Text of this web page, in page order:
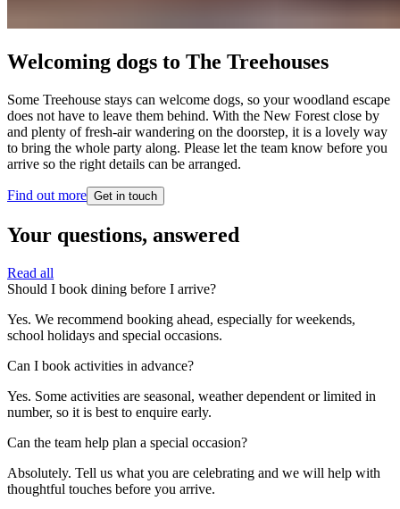
Welcoming dogs to The Treehouses​​​​‌ ‍ ​‍​‍‌‍ ‌ ​‍‌‍‍‌‌‍‌ ‌‍‍‌‌‍ ‍​‍​‍​ ‍‍​‍​‍‌ ​ ‌‍​‌‌‍ ‍‌‍‍‌‌ ‌​‌ ‍‌​‍ ‍‌‍‍‌‌‍ ​‍​‍​‍ ​​‍​‍‌‍‍​‌ ​‍‌‍‌‌‌‍‌‍​‍​‍​ ‍‍​‍​‍‌‍‍​‌ ‌​‌ ‌​‌ ​​‌ ​ ​ ‍‍​‍ ​‍ ‌‍ ​​‍ ‌‌‍​‌‌‍ ‍‌‍‌​​‍ ‌‌ ​‍​‍ ‌‌‍‍​‌‍ ‌ ‌​‌‍‌‌‌‍ ​‌ ​ ​‍ ‌‌ ​ ‌ ‌​‌ ‌‌‌‍‌​‌‍‍‌‌‍ ​‍ ‍‌ ‌‍‌‍‌‌‌ ​‍‌‍​ ‌‍‌‌‌‍ ​​‍ ‍‌‍​‌‌ ​​‌ ​​​‍ ‌‍‍‌‌‍ ‍‌ ‌​‌‍‌‌‌‍ ‍‌ ‌​​‍ ‌‍‌‌‌‍‌​‌‍‍‌‌ ‌​​‍ ‌‍ ‌‌‍ ‌‍‌​‌‍‌‌​ ‌‌ ​​‌ ​‍‌‍‌‌‌ ​ ‌‍‌‌‌‍ ‍‌ ‌​‌‍​‌‌ ‌​‌‍‍‌‌‍ ‌‍ ‍​ ‍ ‌‍‍‌‌‍‌​​ ‌​ ‌‌​ ‌ ​ ‌​​ ‍‌‌‍​ ‌‍‌‌‌‍​‍​ ‌ ​‍ ‌​ ​​​ ‍‌‌‍‌‍‌‍​ ​‍ ‌​ ‌​​ ​‍​ ‌‌​ ‌​​‍ ‌‌‍​‌​ ‌​​ ​ ​ ​‍​‍ ‌​ ‌​​ ​​​ ‌‌​ ‌‍‌‍​ ​ ‌ ​ ‌‌​ ‌ ‌‍​‌​ ‌‌‌‍​‌​ ‌ ​ ‍ ‌ ‌​‌ ‍‌‌ ​​‌‍‌‌​ ‌‌‍‍​‌‍ ‌ ‌​‌‍‌‌‌‍ ​‌‌​ ‌‍‍‌‌ ‌​‌‍‌‌‌‌​​‌‍​‌‌‍‌ ‌‍‌‌​ ‍ ‌ ​​‌‍​‌‌ ‌​‌‍‍​​ ‌‌ ​​‌‍​‌‌‍‌ ‌‍‌‌‌​​‍‌ ‌‌‌‍‍‌‌‍ ​‌‍‌​‌‍‌‌‌ ​‍​‍‌‌​ ‌‌‌​​‍‌‌ ‌‍‍ ‌‍‌‌‌ ‍‌​‍‌‌​ ​ ‌​‌​​‍‌‌​ ​ ‌​‌​​‍‌‌​ ​‍​ ​‍‌‍‌‌​ ​​​ ‌‌​ ‌​​ ​ ‌‍‌‍​ ‌‍‌‍‌‌‌‍​‌​ ‍‌​ ‍‌‌‍‌‍​‍‌‌​ ​‍​ ​‍​‍‌‌​ ‌‌‌​‌​​‍ ‍‌‍‍​‌‍‌‌‌‍​‌‌‍‌​‌‍‍‌‌‍ ‍‌‍‌ ​ ‌‍​‍‌‍​‌‌ ​ ‌‍‌‌‌‌‌‌‌ ​‍‌‍ ​​ ‌‌‍‍​‌ ‌​‌ ‌​‌ ​​‌ ​ ​‍‌‌​ ​ ‌​​‌​‍‌‌​ ​‍‌​‌‍​‍‌‌​ ​‍‌​‌‍‌‍ ​​‍ ‌‌‍​‌‌‍ ‍‌‍‌​​‍ ‌‌ ​‍​‍ ‌‌‍‍​‌‍ ‌ ‌​‌‍‌‌‌‍ ​‌ ​ ​‍ ‌‌ ​ ‌ ‌​‌ ‌‌‌‍‌​‌‍‍‌‌‍ ​‍ ‍‌ ‌‍‌‍‌‌‌ ​‍‌‍​ ‌‍‌‌‌‍ ​​‍ ‍‌‍​‌‌ ​​‌ ​​​‍‌‍‌‍‍‌‌‍‌​​ ‌​ ‌‌​ ‌ ​ ‌​​ ‍‌‌‍​ ‌‍‌‌‌‍​‍​ ‌ ​‍ ‌​ ​​​ ‍‌‌‍‌‍‌‍​ ​‍ ‌​ ‌​​ ​‍​ ‌‌​ ‌​​‍ ‌‌‍​‌​ ‌​​ ​ ​ ​‍​‍ ‌​ ‌​​ ​​​ ‌‌​ ‌‍‌‍​ ​ ‌ ​ ‌‌​ ‌ ‌‍​‌​ ‌‌‌‍​‌​ ‌ ​‍‌‍‌ ‌​‌ ‍‌‌ ​​‌‍‌‌​ ‌‌‍‍​‌‍ ‌ ‌​‌‍‌‌‌‍ ​‌‌​ ‌‍‍‌‌ ‌​‌‍‌‌‌‌​​‌‍​‌‌‍‌ ‌‍‌‌​‍‌‍‌ ​​‌‍​‌‌ ‌​‌‍‍​​ ‌‌ ​​‌‍​‌‌‍‌ ‌‍‌‌‌​​‍‌ ‌‌‌‍‍‌‌‍ ​‌‍‌​‌‍‌‌‌ ​‍​‍‌‌​ ‌‌‌​​‍‌‌ ‌‍‍ ‌‍‌‌‌ ‍‌​‍‌‌​ ​ ‌​‌​​‍‌‌​ ​ ‌​‌​​‍‌‌​ ​‍​ ​‍‌‍‌‌​ ​​​ ‌‌​ ‌​​ ​ ‌‍‌‍​ ‌‍‌‍‌‌‌‍​‌​ ‍‌​ ‍‌‌‍‌‍​‍‌‌​ ​‍​ ​‍​‍‌‌​ ‌‌‌​‌​​‍ ‍‌‍‍​‌‍‌‌‌‍​‌‌‍‌​‌‍‍‌‌‍ ‍‌‍‌ ​‍‌‍‌ ​​‌‍‌‌‌ ​‍‌ ​ ‌ ​​‌‍‌‌‌‍​ ‌ ‌​‌‍‍‌‌ ‌‍‌‍‌‌​ ‌‌ ​​‌ ‌‌‌‍​‍‌‍ ​‌‍‍‌‌ ​ ‌‍‍​‌‍‌‌‌‍‌​​‍​‍‌ ‌
Some Treehouse stays can welcome dogs, so your woodland escape
does not have to leave them behind. With the New Forest close by
and plenty of fresh-air wandering on the doorstep, it is a lovely way
to bring the whole party along. Please let the team know before you
arrive so the right details can be arranged.​​​​‌ ‍ ​‍​‍‌‍ ‌ ​‍‌‍‍‌‌‍‌ ‌‍‍‌‌‍ ‍​‍​‍​ ‍‍​‍​‍‌ ​ ‌‍​‌‌‍ ‍‌‍‍‌‌ ‌​‌ ‍‌​‍ ‍‌‍‍‌‌‍ ​‍​‍​‍ ​​‍​‍‌‍‍​‌ ​‍‌‍‌‌‌‍‌‍​‍​‍​ ‍‍​‍​‍‌‍‍​‌ ‌​‌ ‌​‌ ​​‌ ​ ​ ‍‍​‍ ​‍ ‌‍ ​​‍ ‌‌‍​‌‌‍ ‍‌‍‌​​‍ ‌‌ ​‍​‍ ‌‌‍‍​‌‍ ‌ ‌​‌‍‌‌‌‍ ​‌ ​ ​‍ ‌‌ ​ ‌ ‌​‌ ‌‌‌‍‌​‌‍‍‌‌‍ ​‍ ‍‌ ‌‍‌‍‌‌‌ ​‍‌‍​ ‌‍‌‌‌‍ ​​‍ ‍‌‍​‌‌ ​​‌ ​​​‍ ‌‍‍‌‌‍ ‍‌ ‌​‌‍‌‌‌‍ ‍‌ ‌​​‍ ‌‍‌‌‌‍‌​‌‍‍‌‌ ‌​​‍ ‌‍ ‌‌‍ ‌‍‌​‌‍‌‌​ ‌‌ ​​‌ ​‍‌‍‌‌‌ ​ ‌‍‌‌‌‍ ‍‌ ‌​‌‍​‌‌ ‌​‌‍‍‌‌‍ ‌‍ ‍​ ‍ ‌‍‍‌‌‍‌​​ ‌​ ‌‌​ ‌ ​ ‌​​ ‍‌‌‍​ ‌‍‌‌‌‍​‍​ ‌ ​‍ ‌​ ​​​ ‍‌‌‍‌‍‌‍​ ​‍ ‌​ ‌​​ ​‍​ ‌‌​ ‌​​‍ ‌‌‍​‌​ ‌​​ ​ ​ ​‍​‍ ‌​ ‌​​ ​​​ ‌‌​ ‌‍‌‍​ ​ ‌ ​ ‌‌​ ‌ ‌‍​‌​ ‌‌‌‍​‌​ ‌ ​ ‍ ‌ ‌​‌ ‍‌‌ ​​‌‍‌‌​ ‌‌‍‍​‌‍ ‌ ‌​‌‍‌‌‌‍ ​‌‌​ ‌‍‍‌‌ ‌​‌‍‌‌‌‌​​‌‍​‌‌‍‌ ‌‍‌‌​ ‍ ‌ ​​‌‍​‌‌ ‌​‌‍‍​​ ‌‌ ​​‌‍​‌‌‍‌ ‌‍‌‌‌​​‍‌ ‌‌‌‍‍‌‌‍ ​‌‍‌​‌‍‌‌‌ ​‍​‍‌‌​ ‌‌‌​​‍‌‌ ‌‍‍ ‌‍‌‌‌ ‍‌​‍‌‌​ ​ ‌​‌​​‍‌‌​ ​ ‌​‌​​‍‌‌​ ​‍​ ​‍‌‍‌‌​ ​​​ ‌‌​ ‌​​ ​ ‌‍‌‍​ ‌‍‌‍‌‌‌‍​‌​ ‍‌​ ‍‌‌‍‌‍​‍‌‌​ ​‍​ ​‍​‍‌‌​ ‌‌‌​‌​​‍ ‍‌‍​‍‌‍ ‌‍‌​‌ ‍‌​ ‌‍​‍‌‍​‌‌ ​ ‌‍‌‌‌‌‌‌‌ ​‍‌‍ ​​ ‌‌‍‍​‌ ‌​‌ ‌​‌ ​​‌ ​ ​‍‌‌​ ​ ‌​​‌​‍‌‌​ ​‍‌​‌‍​‍‌‌​ ​‍‌​‌‍‌‍ ​​‍ ‌‌‍​‌‌‍ ‍‌‍‌​​‍ ‌‌ ​‍​‍ ‌‌‍‍​‌‍ ‌ ‌​‌‍‌‌‌‍ ​‌ ​ ​‍ ‌‌ ​ ‌ ‌​‌ ‌‌‌‍‌​‌‍‍‌‌‍ ​‍ ‍‌ ‌‍‌‍‌‌‌ ​‍‌‍​ ‌‍‌‌‌‍ ​​‍ ‍‌‍​‌‌ ​​‌ ​​​‍‌‍‌‍‍‌‌‍‌​​ ‌​ ‌‌​ ‌ ​ ‌​​ ‍‌‌‍​ ‌‍‌‌‌‍​‍​ ‌ ​‍ ‌​ ​​​ ‍‌‌‍‌‍‌‍​ ​‍ ‌​ ‌​​ ​‍​ ‌‌​ ‌​​‍ ‌‌‍​‌​ ‌​​ ​ ​ ​‍​‍ ‌​ ‌​​ ​​​ ‌‌​ ‌‍‌‍​ ​ ‌ ​ ‌‌​ ‌ ‌‍​‌​ ‌‌‌‍​‌​ ‌ ​‍‌‍‌ ‌​‌ ‍‌‌ ​​‌‍‌‌​ ‌‌‍‍​‌‍ ‌ ‌​‌‍‌‌‌‍ ​‌‌​ ‌‍‍‌‌ ‌​‌‍‌‌‌‌​​‌‍​‌‌‍‌ ‌‍‌‌​‍‌‍‌ ​​‌‍​‌‌ ‌​‌‍‍​​ ‌‌ ​​‌‍​‌‌‍‌ ‌‍‌‌‌​​‍‌ ‌‌‌‍‍‌‌‍ ​‌‍‌​‌‍‌‌‌ ​‍​‍‌‌​ ‌‌‌​​‍‌‌ ‌‍‍ ‌‍‌‌‌ ‍‌​‍‌‌​ ​ ‌​‌​​‍‌‌​ ​ ‌​‌​​‍‌‌​ ​‍​ ​‍‌‍‌‌​ ​​​ ‌‌​ ‌​​ ​ ‌‍‌‍​ ‌‍‌‍‌‌‌‍​‌​ ‍‌​ ‍‌‌‍‌‍​‍‌‌​ ​‍​ ​‍​‍‌‌​ ‌‌‌​‌​​‍ ‍‌‍​‍‌‍ ‌‍‌​‌ ‍‌​‍‌‍‌ ​​‌‍‌‌‌ ​‍‌ ​ ‌ ​​‌‍‌‌‌‍​ ‌ ‌​‌‍‍‌‌ ‌‍‌‍‌‌​ ‌‌ ​​‌ ‌‌‌‍​‍‌‍ ​‌‍‍‌‌ ​ ‌‍‍​‌‍‌‌‌‍‌​​‍​‍‌ ‌
Find out more​​​​‌ ‍ ​‍​‍‌‍ ‌ ​‍‌‍‍‌‌‍‌ ‌‍‍‌‌‍ ‍​‍​‍​ ‍‍​‍​‍‌ ​ ‌‍​‌‌‍ ‍‌‍‍‌‌ ‌​‌ ‍‌​‍ ‍‌‍‍‌‌‍ ​‍​‍​‍ ​​‍​‍‌‍‍​‌ ​‍‌‍‌‌‌‍‌‍​‍​‍​ ‍‍​‍​‍‌‍‍​‌ ‌​‌ ‌​‌ ​​‌ ​ ​ ‍‍​‍ ​‍ ‌‍ ​​‍ ‌‌‍​‌‌‍ ‍‌‍‌​​‍ ‌‌ ​‍​‍ ‌‌‍‍​‌‍ ‌ ‌​‌‍‌‌‌‍ ​‌ ​ ​‍ ‌‌ ​ ‌ ‌​‌ ‌‌‌‍‌​‌‍‍‌‌‍ ​‍ ‍‌ ‌‍‌‍‌‌‌ ​‍‌‍​ ‌‍‌‌‌‍ ​​‍ ‍‌‍​‌‌ ​​‌ ​​​‍ ‌‍‍‌‌‍ ‍‌ ‌​‌‍‌‌‌‍ ‍‌ ‌​​‍ ‌‍‌‌‌‍‌​‌‍‍‌‌ ‌​​‍ ‌‍ ‌‌‍ ‌‍‌​‌‍‌‌​ ‌‌ ​​‌ ​‍‌‍‌‌‌ ​ ‌‍‌‌‌‍ ‍‌ ‌​‌‍​‌‌ ‌​‌‍‍‌‌‍ ‌‍ ‍​ ‍ ‌‍‍‌‌‍‌​​ ‌​ ‌‌​ ‌ ​ ‌​​ ‍‌‌‍​ ‌‍‌‌‌‍​‍​ ‌ ​‍ ‌​ ​​​ ‍‌‌‍‌‍‌‍​ ​‍ ‌​ ‌​​ ​‍​ ‌‌​ ‌​​‍ ‌‌‍​‌​ ‌​​ ​ ​ ​‍​‍ ‌​ ‌​​ ​​​ ‌‌​ ‌‍‌‍​ ​ ‌ ​ ‌‌​ ‌ ‌‍​‌​ ‌‌‌‍​‌​ ‌ ​ ‍ ‌ ‌​‌ ‍‌‌ ​​‌‍‌‌​ ‌‌‍‍​‌‍ ‌ ‌​‌‍‌‌‌‍ ​‌‌​ ‌‍‍‌‌ ‌​‌‍‌‌‌‌​​‌‍​‌‌‍‌ ‌‍‌‌​ ‍ ‌ ​​‌‍​‌‌ ‌​‌‍‍​​ ‌‌ ​​‌‍​‌‌‍‌ ‌‍‌‌‌​​‍‌ ‌‌‌‍‍‌‌‍ ​‌‍‌​‌‍‌‌‌ ​‍​‍‌‌​ ‌‌‌​​‍‌‌ ‌‍‍ ‌‍‌‌‌ ‍‌​‍‌‌​ ​ ‌​‌​​‍‌‌​ ​ ‌​‌​​‍‌‌​ ​‍​ ​‍‌‍‌‌​ ​​​ ‌‌​ ‌​​ ​ ‌‍‌‍​ ‌‍‌‍‌‌‌‍​‌​ ‍‌​ ‍‌‌‍‌‍​‍‌‌​ ​‍​ ​‍​‍‌‌​ ‌‌‌​‌​​‍ ‍‌ ​​‌ ​‍‌‍‍‌‌‍ ‌‌‍​‌‌ ​‍‌ ‍‌‌​​ ‌ ‌​‌‍​‌​‍ ‍‌‍ ​‌‍​‌‌‍​‍‌‍‌‌‌‍ ​​ ‌‍​‍‌‍​‌‌ ​ ‌‍‌‌‌‌‌‌‌ ​‍‌‍ ​​ ‌‌‍‍​‌ ‌​‌ ‌​‌ ​​‌ ​ ​‍‌‌​ ​ ‌​​‌​‍‌‌​ ​‍‌​‌‍​‍‌‌​ ​‍‌​‌‍‌‍ ​​‍ ‌‌‍​‌‌‍ ‍‌‍‌​​‍ ‌‌ ​‍​‍ ‌‌‍‍​‌‍ ‌ ‌​‌‍‌‌‌‍ ​‌ ​ ​‍ ‌‌ ​ ‌ ‌​‌ ‌‌‌‍‌​‌‍‍‌‌‍ ​‍ ‍‌ ‌‍‌‍‌‌‌ ​‍‌‍​ ‌‍‌‌‌‍ ​​‍ ‍‌‍​‌‌ ​​‌ ​​​‍‌‍‌‍‍‌‌‍‌​​ ‌​ ‌‌​ ‌ ​ ‌​​ ‍‌‌‍​ ‌‍‌‌‌‍​‍​ ‌ ​‍ ‌​ ​​​ ‍‌‌‍‌‍‌‍​ ​‍ ‌​ ‌​​ ​‍​ ‌‌​ ‌​​‍ ‌‌‍​‌​ ‌​​ ​ ​ ​‍​‍ ‌​ ‌​​ ​​​ ‌‌​ ‌‍‌‍​ ​ ‌ ​ ‌‌​ ‌ ‌‍​‌​ ‌‌‌‍​‌​ ‌ ​‍‌‍‌ ‌​‌ ‍‌‌ ​​‌‍‌‌​ ‌‌‍‍​‌‍ ‌ ‌​‌‍‌‌‌‍ ​‌‌​ ‌‍‍‌‌ ‌​‌‍‌‌‌‌​​‌‍​‌‌‍‌ ‌‍‌‌​‍‌‍‌ ​​‌‍​‌‌ ‌​‌‍‍​​ ‌‌ ​​‌‍​‌‌‍‌ ‌‍‌‌‌​​‍‌ ‌‌‌‍‍‌‌‍ ​‌‍‌​‌‍‌‌‌ ​‍​‍‌‌​ ‌‌‌​​‍‌‌ ‌‍‍ ‌‍‌‌‌ ‍‌​‍‌‌​ ​ ‌​‌​​‍‌‌​ ​ ‌​‌​​‍‌‌​ ​‍​ ​‍‌‍‌‌​ ​​​ ‌‌​ ‌​​ ​ ‌‍‌‍​ ‌‍‌‍‌‌‌‍​‌​ ‍‌​ ‍‌‌‍‌‍​‍‌‌​ ​‍​ ​‍​‍‌‌​ ‌‌‌​‌​​‍ ‍‌ ​​‌ ​‍‌‍‍‌‌‍ ‌‌‍​‌‌ ​‍‌ ‍‌‌​​ ‌ ‌​‌‍​‌​‍ ‍‌‍ ​‌‍​‌‌‍​‍‌‍‌‌‌‍ ​​‍‌‍‌ ​​‌‍‌‌‌ ​‍‌ ​ ‌ ​​‌‍‌‌‌‍​ ‌ ‌​‌‍‍‌‌ ‌‍‌‍‌‌​ ‌‌ ​​‌ ‌‌‌‍​‍‌‍ ​‌‍‍‌‌ ​ ‌‍‍​‌‍‌‌‌‍‌​​‍​‍‌ ‌ Get in touch​​​​‌ ‍ ​‍​‍‌‍ ‌ ​‍‌‍‍‌‌‍‌ ‌‍‍‌‌‍ ‍​‍​‍​ ‍‍​‍​‍‌ ​ ‌‍​‌‌‍ ‍‌‍‍‌‌ ‌​‌ ‍‌​‍ ‍‌‍‍‌‌‍ ​‍​‍​‍ ​​‍​‍‌‍‍​‌ ​‍‌‍‌‌‌‍‌‍​‍​‍​ ‍‍​‍​‍‌‍‍​‌ ‌​‌ ‌​‌ ​​‌ ​ ​ ‍‍​‍ ​‍ ‌‍ ​​‍ ‌‌‍​‌‌‍ ‍‌‍‌​​‍ ‌‌ ​‍​‍ ‌‌‍‍​‌‍ ‌ ‌​‌‍‌‌‌‍ ​‌ ​ ​‍ ‌‌ ​ ‌ ‌​‌ ‌‌‌‍‌​‌‍‍‌‌‍ ​‍ ‍‌ ‌‍‌‍‌‌‌ ​‍‌‍​ ‌‍‌‌‌‍ ​​‍ ‍‌‍​‌‌ ​​‌ ​​​‍ ‌‍‍‌‌‍ ‍‌ ‌​‌‍‌‌‌‍ ‍‌ ‌​​‍ ‌‍‌‌‌‍‌​‌‍‍‌‌ ‌​​‍ ‌‍ ‌‌‍ ‌‍‌​‌‍‌‌​ ‌‌ ​​‌ ​‍‌‍‌‌‌ ​ ‌‍‌‌‌‍ ‍‌ ‌​‌‍​‌‌ ‌​‌‍‍‌‌‍ ‌‍ ‍​ ‍ ‌‍‍‌‌‍‌​​ ‌​ ‌‌​ ‌ ​ ‌​​ ‍‌‌‍​ ‌‍‌‌‌‍​‍​ ‌ ​‍ ‌​ ​​​ ‍‌‌‍‌‍‌‍​ ​‍ ‌​ ‌​​ ​‍​ ‌‌​ ‌​​‍ ‌‌‍​‌​ ‌​​ ​ ​ ​‍​‍ ‌​ ‌​​ ​​​ ‌‌​ ‌‍‌‍​ ​ ‌ ​ ‌‌​ ‌ ‌‍​‌​ ‌‌‌‍​‌​ ‌ ​ ‍ ‌ ‌​‌ ‍‌‌ ​​‌‍‌‌​ ‌‌‍‍​‌‍ ‌ ‌​‌‍‌‌‌‍ ​‌‌​ ‌‍‍‌‌ ‌​‌‍‌‌‌‌​​‌‍​‌‌‍‌ ‌‍‌‌​ ‍ ‌ ​​‌‍​‌‌ ‌​‌‍‍​​ ‌‌ ​​‌‍​‌‌‍‌ ‌‍‌‌‌​​‍‌ ‌‌‌‍‍‌‌‍ ​‌‍‌​‌‍‌‌‌ ​‍​‍‌‌​ ‌‌‌​​‍‌‌ ‌‍‍ ‌‍‌‌‌ ‍‌​‍‌‌​ ​ ‌​‌​​‍‌‌​ ​ ‌​‌​​‍‌‌​ ​‍​ ​‍‌‍‌‌​ ​​​ ‌‌​ ‌​​ ​ ‌‍‌‍​ ‌‍‌‍‌‌‌‍​‌​ ‍‌​ ‍‌‌‍‌‍​‍‌‌​ ​‍​ ​‍​‍‌‌​ ‌‌‌​‌​​‍ ‍‌ ​ ‌‍‌‌‌‍​ ‌‍ ‌‍ ‍‌‍‌​‌‍​‌‌ ​‍‌ ‍‌‌​​ ‌ ‌​‌‍​‌​‍ ‍‌‍ ​‌‍​‌‌‍​‍‌‍‌‌‌‍ ​​ ‌‍​‍‌‍​‌‌ ​ ‌‍‌‌‌‌‌‌‌ ​‍‌‍ ​​ ‌‌‍‍​‌ ‌​‌ ‌​‌ ​​‌ ​ ​‍‌‌​ ​ ‌​​‌​‍‌‌​ ​‍‌​‌‍​‍‌‌​ ​‍‌​‌‍‌‍ ​​‍ ‌‌‍​‌‌‍ ‍‌‍‌​​‍ ‌‌ ​‍​‍ ‌‌‍‍​‌‍ ‌ ‌​‌‍‌‌‌‍ ​‌ ​ ​‍ ‌‌ ​ ‌ ‌​‌ ‌‌‌‍‌​‌‍‍‌‌‍ ​‍ ‍‌ ‌‍‌‍‌‌‌ ​‍‌‍​ ‌‍‌‌‌‍ ​​‍ ‍‌‍​‌‌ ​​‌ ​​​‍‌‍‌‍‍‌‌‍‌​​ ‌​ ‌‌​ ‌ ​ ‌​​ ‍‌‌‍​ ‌‍‌‌‌‍​‍​ ‌ ​‍ ‌​ ​​​ ‍‌‌‍‌‍‌‍​ ​‍ ‌​ ‌​​ ​‍​ ‌‌​ ‌​​‍ ‌‌‍​‌​ ‌​​ ​ ​ ​‍​‍ ‌​ ‌​​ ​​​ ‌‌​ ‌‍‌‍​ ​ ‌ ​ ‌‌​ ‌ ‌‍​‌​ ‌‌‌‍​‌​ ‌ ​‍‌‍‌ ‌​‌ ‍‌‌ ​​‌‍‌‌​ ‌‌‍‍​‌‍ ‌ ‌​‌‍‌‌‌‍ ​‌‌​ ‌‍‍‌‌ ‌​‌‍‌‌‌‌​​‌‍​‌‌‍‌ ‌‍‌‌​‍‌‍‌ ​​‌‍​‌‌ ‌​‌‍‍​​ ‌‌ ​​‌‍​‌‌‍‌ ‌‍‌‌‌​​‍‌ ‌‌‌‍‍‌‌‍ ​‌‍‌​‌‍‌‌‌ ​‍​‍‌‌​ ‌‌‌​​‍‌‌ ‌‍‍ ‌‍‌‌‌ ‍‌​‍‌‌​ ​ ‌​‌​​‍‌‌​ ​ ‌​‌​​‍‌‌​ ​‍​ ​‍‌‍‌‌​ ​​​ ‌‌​ ‌​​ ​ ‌‍‌‍​ ‌‍‌‍‌‌‌‍​‌​ ‍‌​ ‍‌‌‍‌‍​‍‌‌​ ​‍​ ​‍​‍‌‌​ ‌‌‌​‌​​‍ ‍‌ ​ ‌‍‌‌‌‍​ ‌‍ ‌‍ ‍‌‍‌​‌‍​‌‌ ​‍‌ ‍‌‌​​ ‌ ‌​‌‍​‌​‍ ‍‌‍ ​‌‍​‌‌‍​‍‌‍‌‌‌‍ ​​‍‌‍‌ ​​‌‍‌‌‌ ​‍‌ ​ ‌ ​​‌‍‌‌‌‍​ ‌ ‌​‌‍‍‌‌ ‌‍‌‍‌‌​ ‌‌ ​​‌ ‌‌‌‍​‍‌‍ ​‌‍‍‌‌ ​ ‌‍‍​‌‍‌‌‌‍‌​​‍​‍‌ ‌
Your questions, answered​​​​‌ ‍ ​‍​‍‌‍ ‌ ​‍‌‍‍‌‌‍‌ ‌‍‍‌‌‍ ‍​‍​‍​ ‍‍​‍​‍‌ ​ ‌‍​‌‌‍ ‍‌‍‍‌‌ ‌​‌ ‍‌​‍ ‍‌‍‍‌‌‍ ​‍​‍​‍ ​​‍​‍‌‍‍​‌ ​‍‌‍‌‌‌‍‌‍​‍​‍​ ‍‍​‍​‍‌‍‍​‌ ‌​‌ ‌​‌ ​​‌ ​ ​ ‍‍​‍ ​‍ ‌‍ ​​‍ ‌‌‍​‌‌‍ ‍‌‍‌​​‍ ‌‌ ​‍​‍ ‌‌‍‍​‌‍ ‌ ‌​‌‍‌‌‌‍ ​‌ ​ ​‍ ‌‌ ​ ‌ ‌​‌ ‌‌‌‍‌​‌‍‍‌‌‍ ​‍ ‍‌ ‌‍‌‍‌‌‌ ​‍‌‍​ ‌‍‌‌‌‍ ​​‍ ‍‌‍​‌‌ ​​‌ ​​​‍ ‌‍‍‌‌‍ ‍‌ ‌​‌‍‌‌‌‍ ‍‌ ‌​​‍ ‌‍‌‌‌‍‌​‌‍‍‌‌ ‌​​‍ ‌‍ ‌‌‍ ‌‍‌​‌‍‌‌​ ‌‌ ​​‌ ​‍‌‍‌‌‌ ​ ‌‍‌‌‌‍ ‍‌ ‌​‌‍​‌‌ ‌​‌‍‍‌‌‍ ‌‍ ‍​ ‍ ‌‍‍‌‌‍‌​​ ‌​ ‌‌​ ‌ ​ ‌​​ ‍‌‌‍​ ‌‍‌‌‌‍​‍​ ‌ ​‍ ‌​ ​​​ ‍‌‌‍‌‍‌‍​ ​‍ ‌​ ‌​​ ​‍​ ‌‌​ ‌​​‍ ‌‌‍​‌​ ‌​​ ​ ​ ​‍​‍ ‌​ ‌​​ ​​​ ‌‌​ ‌‍‌‍​ ​ ‌ ​ ‌‌​ ‌ ‌‍​‌​ ‌‌‌‍​‌​ ‌ ​ ‍ ‌ ‌​‌ ‍‌‌ ​​‌‍‌‌​ ‌‌‍‍​‌‍ ‌ ‌​‌‍‌‌‌‍ ​‌‌​ ‌‍‍‌‌ ‌​‌‍‌‌‌‌​​‌‍​‌‌‍‌ ‌‍‌‌​ ‍ ‌ ​​‌‍​‌‌ ‌​‌‍‍​​ ‌‌ ​​‌‍​‌‌‍‌ ‌‍‌‌‌​​‍‌ ‌‌‌‍‍‌‌‍ ​‌‍‌​‌‍‌‌‌ ​‍​‍‌‌​ ‌‌‌​​‍‌‌ ‌‍‍ ‌‍‌‌‌ ‍‌​‍‌‌​ ​ ‌​‌​​‍‌‌​ ​ ‌​‌​​‍‌‌​ ​‍​ ​‍​ ​ ​ ‌ ‌‍​ ‌‍​‍​ ​​‌‍‌​‌‍‌​‌‍​‌​ ​​‌‍​‍​ ‌‍​ ​ ​‍‌‌​ ​‍​ ​‍​‍‌‌​ ‌‌‌​‌​​‍ ‍‌‍‍​‌‍‌‌‌‍​‌‌‍‌​‌‍‍‌‌‍ ‍‌‍‌ ​ ‌‍​‍‌‍​‌‌ ​ ‌‍‌‌‌‌‌‌‌ ​‍‌‍ ​​ ‌‌‍‍​‌ ‌​‌ ‌​‌ ​​‌ ​ ​‍‌‌​ ​ ‌​​‌​‍‌‌​ ​‍‌​‌‍​‍‌‌​ ​‍‌​‌‍‌‍ ​​‍ ‌‌‍​‌‌‍ ‍‌‍‌​​‍ ‌‌ ​‍​‍ ‌‌‍‍​‌‍ ‌ ‌​‌‍‌‌‌‍ ​‌ ​ ​‍ ‌‌ ​ ‌ ‌​‌ ‌‌‌‍‌​‌‍‍‌‌‍ ​‍ ‍‌ ‌‍‌‍‌‌‌ ​‍‌‍​ ‌‍‌‌‌‍ ​​‍ ‍‌‍​‌‌ ​​‌ ​​​‍‌‍‌‍‍‌‌‍‌​​ ‌​ ‌‌​ ‌ ​ ‌​​ ‍‌‌‍​ ‌‍‌‌‌‍​‍​ ‌ ​‍ ‌​ ​​​ ‍‌‌‍‌‍‌‍​ ​‍ ‌​ ‌​​ ​‍​ ‌‌​ ‌​​‍ ‌‌‍​‌​ ‌​​ ​ ​ ​‍​‍ ‌​ ‌​​ ​​​ ‌‌​ ‌‍‌‍​ ​ ‌ ​ ‌‌​ ‌ ‌‍​‌​ ‌‌‌‍​‌​ ‌ ​‍‌‍‌ ‌​‌ ‍‌‌ ​​‌‍‌‌​ ‌‌‍‍​‌‍ ‌ ‌​‌‍‌‌‌‍ ​‌‌​ ‌‍‍‌‌ ‌​‌‍‌‌‌‌​​‌‍​‌‌‍‌ ‌‍‌‌​‍‌‍‌ ​​‌‍​‌‌ ‌​‌‍‍​​ ‌‌ ​​‌‍​‌‌‍‌ ‌‍‌‌‌​​‍‌ ‌‌‌‍‍‌‌‍ ​‌‍‌​‌‍‌‌‌ ​‍​‍‌‌​ ‌‌‌​​‍‌‌ ‌‍‍ ‌‍‌‌‌ ‍‌​‍‌‌​ ​ ‌​‌​​‍‌‌​ ​ ‌​‌​​‍‌‌​ ​‍​ ​‍​ ​ ​ ‌ ‌‍​ ‌‍​‍​ ​​‌‍‌​‌‍‌​‌‍​‌​ ​​‌‍​‍​ ‌‍​ ​ ​‍‌‌​ ​‍​ ​‍​‍‌‌​ ‌‌‌​‌​​‍ ‍‌‍‍​‌‍‌‌‌‍​‌‌‍‌​‌‍‍‌‌‍ ‍‌‍‌ ​‍‌‍‌ ​​‌‍‌‌‌ ​‍‌ ​ ‌ ​​‌‍‌‌‌‍​ ‌ ‌​‌‍‍‌‌ ‌‍‌‍‌‌​ ‌‌ ​​‌ ‌‌‌‍​‍‌‍ ​‌‍‍‌‌ ​ ‌‍‍​‌‍‌‌‌‍‌​​‍​‍‌ ‌
Read all​​​​‌ ‍ ​‍​‍‌‍ ‌ ​‍‌‍‍‌‌‍‌ ‌‍‍‌‌‍ ‍​‍​‍​ ‍‍​‍​‍‌ ​ ‌‍​‌‌‍ ‍‌‍‍‌‌ ‌​‌ ‍‌​‍ ‍‌‍‍‌‌‍ ​‍​‍​‍ ​​‍​‍‌‍‍​‌ ​‍‌‍‌‌‌‍‌‍​‍​‍​ ‍‍​‍​‍‌‍‍​‌ ‌​‌ ‌​‌ ​​‌ ​ ​ ‍‍​‍ ​‍ ‌‍ ​​‍ ‌‌‍​‌‌‍ ‍‌‍‌​​‍ ‌‌ ​‍​‍ ‌‌‍‍​‌‍ ‌ ‌​‌‍‌‌‌‍ ​‌ ​ ​‍ ‌‌ ​ ‌ ‌​‌ ‌‌‌‍‌​‌‍‍‌‌‍ ​‍ ‍‌ ‌‍‌‍‌‌‌ ​‍‌‍​ ‌‍‌‌‌‍ ​​‍ ‍‌‍​‌‌ ​​‌ ​​​‍ ‌‍‍‌‌‍ ‍‌ ‌​‌‍‌‌‌‍ ‍‌ ‌​​‍ ‌‍‌‌‌‍‌​‌‍‍‌‌ ‌​​‍ ‌‍ ‌‌‍ ‌‍‌​‌‍‌‌​ ‌‌ ​​‌ ​‍‌‍‌‌‌ ​ ‌‍‌‌‌‍ ‍‌ ‌​‌‍​‌‌ ‌​‌‍‍‌‌‍ ‌‍ ‍​ ‍ ‌‍‍‌‌‍‌​​ ‌​ ‌‌​ ‌ ​ ‌​​ ‍‌‌‍​ ‌‍‌‌‌‍​‍​ ‌ ​‍ ‌​ ​​​ ‍‌‌‍‌‍‌‍​ ​‍ ‌​ ‌​​ ​‍​ ‌‌​ ‌​​‍ ‌‌‍​‌​ ‌​​ ​ ​ ​‍​‍ ‌​ ‌​​ ​​​ ‌‌​ ‌‍‌‍​ ​ ‌ ​ ‌‌​ ‌ ‌‍​‌​ ‌‌‌‍​‌​ ‌ ​ ‍ ‌ ‌​‌ ‍‌‌ ​​‌‍‌‌​ ‌‌‍‍​‌‍ ‌ ‌​‌‍‌‌‌‍ ​‌‌​ ‌‍‍‌‌ ‌​‌‍‌‌‌‌​​‌‍​‌‌‍‌ ‌‍‌‌​ ‍ ‌ ​​‌‍​‌‌ ‌​‌‍‍​​ ‌‌ ​​‌‍​‌‌‍‌ ‌‍‌‌‌​​‍‌ ‌‌‌‍‍‌‌‍ ​‌‍‌​‌‍‌‌‌ ​‍​‍‌‌​ ‌‌‌​​‍‌‌ ‌‍‍ ‌‍‌‌‌ ‍‌​‍‌‌​ ​ ‌​‌​​‍‌‌​ ​ ‌​‌​​‍‌‌​ ​‍​ ​‍​ ​ ​ ‌ ‌‍​ ‌‍​‍​ ​​‌‍‌​‌‍‌​‌‍​‌​ ​​‌‍​‍​ ‌‍​ ​ ​‍‌‌​ ​‍​ ​‍​‍‌‌​ ‌‌‌​‌​​‍ ‍‌ ​ ‌‍‌‌‌‍​ ‌‍ ‌‍ ‍‌‍‌​‌‍​‌‌ ​‍‌ ‍‌‌​​ ‌ ‌​‌‍​‌​‍ ‍‌‍ ​‌‍​‌‌‍​‍‌‍‌‌‌‍ ​​ ‌‍​‍‌‍​‌‌ ​ ‌‍‌‌‌‌‌‌‌ ​‍‌‍ ​​ ‌‌‍‍​‌ ‌​‌ ‌​‌ ​​‌ ​ ​‍‌‌​ ​ ‌​​‌​‍‌‌​ ​‍‌​‌‍​‍‌‌​ ​‍‌​‌‍‌‍ ​​‍ ‌‌‍​‌‌‍ ‍‌‍‌​​‍ ‌‌ ​‍​‍ ‌‌‍‍​‌‍ ‌ ‌​‌‍‌‌‌‍ ​‌ ​ ​‍ ‌‌ ​ ‌ ‌​‌ ‌‌‌‍‌​‌‍‍‌‌‍ ​‍ ‍‌ ‌‍‌‍‌‌‌ ​‍‌‍​ ‌‍‌‌‌‍ ​​‍ ‍‌‍​‌‌ ​​‌ ​​​‍‌‍‌‍‍‌‌‍‌​​ ‌​ ‌‌​ ‌ ​ ‌​​ ‍‌‌‍​ ‌‍‌‌‌‍​‍​ ‌ ​‍ ‌​ ​​​ ‍‌‌‍‌‍‌‍​ ​‍ ‌​ ‌​​ ​‍​ ‌‌​ ‌​​‍ ‌‌‍​‌​ ‌​​ ​ ​ ​‍​‍ ‌​ ‌​​ ​​​ ‌‌​ ‌‍‌‍​ ​ ‌ ​ ‌‌​ ‌ ‌‍​‌​ ‌‌‌‍​‌​ ‌ ​‍‌‍‌ ‌​‌ ‍‌‌ ​​‌‍‌‌​ ‌‌‍‍​‌‍ ‌ ‌​‌‍‌‌‌‍ ​‌‌​ ‌‍‍‌‌ ‌​‌‍‌‌‌‌​​‌‍​‌‌‍‌ ‌‍‌‌​‍‌‍‌ ​​‌‍​‌‌ ‌​‌‍‍​​ ‌‌ ​​‌‍​‌‌‍‌ ‌‍‌‌‌​​‍‌ ‌‌‌‍‍‌‌‍ ​‌‍‌​‌‍‌‌‌ ​‍​‍‌‌​ ‌‌‌​​‍‌‌ ‌‍‍ ‌‍‌‌‌ ‍‌​‍‌‌​ ​ ‌​‌​​‍‌‌​ ​ ‌​‌​​‍‌‌​ ​‍​ ​‍​ ​ ​ ‌ ‌‍​ ‌‍​‍​ ​​‌‍‌​‌‍‌​‌‍​‌​ ​​‌‍​‍​ ‌‍​ ​ ​‍‌‌​ ​‍​ ​‍​‍‌‌​ ‌‌‌​‌​​‍ ‍‌ ​ ‌‍‌‌‌‍​ ‌‍ ‌‍ ‍‌‍‌​‌‍​‌‌ ​‍‌ ‍‌‌​​ ‌ ‌​‌‍​‌​‍ ‍‌‍ ​‌‍​‌‌‍​‍‌‍‌‌‌‍ ​​‍‌‍‌ ​​‌‍‌‌‌ ​‍‌ ​ ‌ ​​‌‍‌‌‌‍​ ‌ ‌​‌‍‍‌‌ ‌‍‌‍‌‌​ ‌‌ ​​‌ ‌‌‌‍​‍‌‍ ​‌‍‍‌‌ ​ ‌‍‍​‌‍‌‌‌‍‌​​‍​‍‌ ‌
Should I book dining before I arrive? ​​​​‌ ‍ ​‍​‍‌‍ ‌ ​‍‌‍‍‌‌‍‌ ‌‍‍‌‌‍ ‍​‍​‍​ ‍‍​‍​‍‌ ​ ‌‍​‌‌‍ ‍‌‍‍‌‌ ‌​‌ ‍‌​‍ ‍‌‍‍‌‌‍ ​‍​‍​‍ ​​‍​‍‌‍‍​‌ ​‍‌‍‌‌‌‍‌‍​‍​‍​ ‍‍​‍​‍‌‍‍​‌ ‌​‌ ‌​‌ ​​‌ ​ ​ ‍‍​‍ ​‍ ‌‍ ​​‍ ‌‌‍​‌‌‍ ‍‌‍‌​​‍ ‌‌ ​‍​‍ ‌‌‍‍​‌‍ ‌ ‌​‌‍‌‌‌‍ ​‌ ​ ​‍ ‌‌ ​ ‌ ‌​‌ ‌‌‌‍‌​‌‍‍‌‌‍ ​‍ ‍‌ ‌‍‌‍‌‌‌ ​‍‌‍​ ‌‍‌‌‌‍ ​​‍ ‍‌‍​‌‌ ​​‌ ​​​‍ ‌‍‍‌‌‍ ‍‌ ‌​‌‍‌‌‌‍ ‍‌ ‌​​‍ ‌‍‌‌‌‍‌​‌‍‍‌‌ ‌​​‍ ‌‍ ‌‌‍ ‌‍‌​‌‍‌‌​ ‌‌ ​​‌ ​‍‌‍‌‌‌ ​ ‌‍‌‌‌‍ ‍‌ ‌​‌‍​‌‌ ‌​‌‍‍‌‌‍ ‌‍ ‍​ ‍ ‌‍‍‌‌‍‌​​ ‌​ ‌​​ ​​​ ‍‌​ ‌​​ ​‍‌‍​‌‌‍‌‍‌‍‌​​‍ ‌​ ‍‌​ ‌‍​ ‌ ‌‍​ ​‍ ‌​ ‌​​ ‌​‌‍​‍‌‍‌‍​‍ ‌​ ‍​​ ‌​‌‍‌​​ ​​​‍ ‌‌‍‌​‌‍​ ​ ‍​​ ‍‌‌‍​‌​ ‌‍​ ‌​‌‍‌‍‌‍‌‌‌‍‌​​ ​‌​ ‌‌​ ‍ ‌ ‌​‌ ‍‌‌ ​​‌‍‌‌​ ‌‌‍‍​‌‍ ‌ ‌​‌‍‌‌‌‍ ​‌​‌‍‌‍​‌‌ ​‌​ ‍ ‌ ​​‌‍​‌‌ ‌​‌‍‍​​ ‌‌ ​‌‌ ‌‌‌‍‌‌‌ ​ ‌ ‌​‌‍‍‌‌‍ ‌‍ ‍​ ‌‍​‍‌‍​‌‌ ​ ‌‍‌‌‌‌‌‌‌ ​‍‌‍ ​​ ‌‌‍‍​‌ ‌​‌ ‌​‌ ​​‌ ​ ​‍‌‌​ ​ ‌​​‌​‍‌‌​ ​‍‌​‌‍​‍‌‌​ ​‍‌​‌‍‌‍ ​​‍ ‌‌‍​‌‌‍ ‍‌‍‌​​‍ ‌‌ ​‍​‍ ‌‌‍‍​‌‍ ‌ ‌​‌‍‌‌‌‍ ​‌ ​ ​‍ ‌‌ ​ ‌ ‌​‌ ‌‌‌‍‌​‌‍‍‌‌‍ ​‍ ‍‌ ‌‍‌‍‌‌‌ ​‍‌‍​ ‌‍‌‌‌‍ ​​‍ ‍‌‍​‌‌ ​​‌ ​​​‍‌‍‌‍‍‌‌‍‌​​ ‌​ ‌​​ ​​​ ‍‌​ ‌​​ ​‍‌‍​‌‌‍‌‍‌‍‌​​‍ ‌​ ‍‌​ ‌‍​ ‌ ‌‍​ ​‍ ‌​ ‌​​ ‌​‌‍​‍‌‍‌‍​‍ ‌​ ‍​​ ‌​‌‍‌​​ ​​​‍ ‌‌‍‌​‌‍​ ​ ‍​​ ‍‌‌‍​‌​ ‌‍​ ‌​‌‍‌‍‌‍‌‌‌‍‌​​ ​‌​ ‌‌​‍‌‍‌ ‌​‌ ‍‌‌ ​​‌‍‌‌​ ‌‌‍‍​‌‍ ‌ ‌​‌‍‌‌‌‍ ​‌​‌‍‌‍​‌‌ ​‌​‍‌‍‌ ​​‌‍​‌‌ ‌​‌‍‍​​ ‌‌ ​‌‌ ‌‌‌‍‌‌‌ ​ ‌ ‌​‌‍‍‌‌‍ ‌‍ ‍​‍‌‍‌ ​​‌‍‌‌‌ ​‍‌ ​ ‌ ​​‌‍‌‌‌‍​ ‌ ‌​‌‍‍‌‌ ‌‍‌‍‌‌​ ‌‌ ​​‌ ‌‌‌‍​‍‌‍ ​‌‍‍‌‌ ​ ‌‍‍​‌‍‌‌‌‍‌​​‍​‍‌ ‌
Yes. We recommend booking ahead, especially for weekends,
school holidays and special occasions.​​​​‌ ‍ ​‍​‍‌‍ ‌ ​‍‌‍‍‌‌‍‌ ‌‍‍‌‌‍ ‍​‍​‍​ ‍‍​‍​‍‌ ​ ‌‍​‌‌‍ ‍‌‍‍‌‌ ‌​‌ ‍‌​‍ ‍‌‍‍‌‌‍ ​‍​‍​‍ ​​‍​‍‌‍‍​‌ ​‍‌‍‌‌‌‍‌‍​‍​‍​ ‍‍​‍​‍‌‍‍​‌ ‌​‌ ‌​‌ ​​‌ ​ ​ ‍‍​‍ ​‍ ‌‍ ​​‍ ‌‌‍​‌‌‍ ‍‌‍‌​​‍ ‌‌ ​‍​‍ ‌‌‍‍​‌‍ ‌ ‌​‌‍‌‌‌‍ ​‌ ​ ​‍ ‌‌ ​ ‌ ‌​‌ ‌‌‌‍‌​‌‍‍‌‌‍ ​‍ ‍‌ ‌‍‌‍‌‌‌ ​‍‌‍​ ‌‍‌‌‌‍ ​​‍ ‍‌‍​‌‌ ​​‌ ​​​‍ ‌‍‍‌‌‍ ‍‌ ‌​‌‍‌‌‌‍ ‍‌ ‌​​‍ ‌‍‌‌‌‍‌​‌‍‍‌‌ ‌​​‍ ‌‍ ‌‌‍ ‌‍‌​‌‍‌‌​ ‌‌ ​​‌ ​‍‌‍‌‌‌ ​ ‌‍‌‌‌‍ ‍‌ ‌​‌‍​‌‌ ‌​‌‍‍‌‌‍ ‌‍ ‍​ ‍ ‌‍‍‌‌‍‌​​ ‌​ ‌​​ ​​​ ‍‌​ ‌​​ ​‍‌‍​‌‌‍‌‍‌‍‌​​‍ ‌​ ‍‌​ ‌‍​ ‌ ‌‍​ ​‍ ‌​ ‌​​ ‌​‌‍​‍‌‍‌‍​‍ ‌​ ‍​​ ‌​‌‍‌​​ ​​​‍ ‌‌‍‌​‌‍​ ​ ‍​​ ‍‌‌‍​‌​ ‌‍​ ‌​‌‍‌‍‌‍‌‌‌‍‌​​ ​‌​ ‌‌​ ‍ ‌ ‌​‌ ‍‌‌ ​​‌‍‌‌​ ‌‌‍‍​‌‍ ‌ ‌​‌‍‌‌‌‍ ​‌​‌‍‌‍​‌‌ ​‌​ ‍ ‌ ​​‌‍​‌‌ ‌​‌‍‍​​ ‌‌‍​‌‌‍ ‍‌ ​ ‌ ‌ ‌‍‌‌‌ ​‍​‍‌‌​ ‌‌‌​​‍‌‌ ‌‍‍ ‌‍‌‌‌ ‍‌​‍‌‌​ ​ ‌​‌​​‍‌‌​ ​ ‌​‌​​‍‌‌​ ​‍​ ​‍‌‍‌‍​ ‌‌​ ​​​ ‌‌​ ​​​ ‌‍‌‍​‌​ ‌​​ ​‌​ ​‍​ ‌​​ ‌​​‍‌‌​ ​‍​ ​‍​‍‌‌​ ‌‌‌​‌​​‍ ‍‌‍​ ‌‍‍​‌‍‍‌‌‍ ​‌‍‌​‌ ​‍‌‍‌‌‌‍ ‍​‍‌‌​ ‌‌‌​​‍‌‌ ‌‍‍ ‌‍‌‌‌ ‍‌​‍‌‌​ ​ ‌​‌​​‍‌‌​ ​ ‌​‌​​‍‌‌​ ​‍​ ​‍‌‍‌‌​ ​ ‌‍‌‌​ ​‍​ ‌​‌‍​ ​ ‌​​ ‍‌​ ​​‌‍‌‌​ ​‌​ ​ ​‍‌‌​ ​‍​ ​‍​‍‌‌​ ‌‌‌​‌​​‍ ‍‌ ‌​‌‍‌‌‌ ‍​‌ ‌​​ ‌‍​‍‌‍​‌‌ ​ ‌‍‌‌‌‌‌‌‌ ​‍‌‍ ​​ ‌‌‍‍​‌ ‌​‌ ‌​‌ ​​‌ ​ ​‍‌‌​ ​ ‌​​‌​‍‌‌​ ​‍‌​‌‍​‍‌‌​ ​‍‌​‌‍‌‍ ​​‍ ‌‌‍​‌‌‍ ‍‌‍‌​​‍ ‌‌ ​‍​‍ ‌‌‍‍​‌‍ ‌ ‌​‌‍‌‌‌‍ ​‌ ​ ​‍ ‌‌ ​ ‌ ‌​‌ ‌‌‌‍‌​‌‍‍‌‌‍ ​‍ ‍‌ ‌‍‌‍‌‌‌ ​‍‌‍​ ‌‍‌‌‌‍ ​​‍ ‍‌‍​‌‌ ​​‌ ​​​‍‌‍‌‍‍‌‌‍‌​​ ‌​ ‌​​ ​​​ ‍‌​ ‌​​ ​‍‌‍​‌‌‍‌‍‌‍‌​​‍ ‌​ ‍‌​ ‌‍​ ‌ ‌‍​ ​‍ ‌​ ‌​​ ‌​‌‍​‍‌‍‌‍​‍ ‌​ ‍​​ ‌​‌‍‌​​ ​​​‍ ‌‌‍‌​‌‍​ ​ ‍​​ ‍‌‌‍​‌​ ‌‍​ ‌​‌‍‌‍‌‍‌‌‌‍‌​​ ​‌​ ‌‌​‍‌‍‌ ‌​‌ ‍‌‌ ​​‌‍‌‌​ ‌‌‍‍​‌‍ ‌ ‌​‌‍‌‌‌‍ ​‌​‌‍‌‍​‌‌ ​‌​‍‌‍‌ ​​‌‍​‌‌ ‌​‌‍‍​​ ‌‌‍​‌‌‍ ‍‌ ​ ‌ ‌ ‌‍‌‌‌ ​‍​‍‌‌​ ‌‌‌​​‍‌‌ ‌‍‍ ‌‍‌‌‌ ‍‌​‍‌‌​ ​ ‌​‌​​‍‌‌​ ​ ‌​‌​​‍‌‌​ ​‍​ ​‍‌‍‌‍​ ‌‌​ ​​​ ‌‌​ ​​​ ‌‍‌‍​‌​ ‌​​ ​‌​ ​‍​ ‌​​ ‌​​‍‌‌​ ​‍​ ​‍​‍‌‌​ ‌‌‌​‌​​‍ ‍‌‍​ ‌‍‍​‌‍‍‌‌‍ ​‌‍‌​‌ ​‍‌‍‌‌‌‍ ‍​‍‌‌​ ‌‌‌​​‍‌‌ ‌‍‍ ‌‍‌‌‌ ‍‌​‍‌‌​ ​ ‌​‌​​‍‌‌​ ​ ‌​‌​​‍‌‌​ ​‍​ ​‍‌‍‌‌​ ​ ‌‍‌‌​ ​‍​ ‌​‌‍​ ​ ‌​​ ‍‌​ ​​‌‍‌‌​ ​‌​ ​ ​‍‌‌​ ​‍​ ​‍​‍‌‌​ ‌‌‌​‌​​‍ ‍‌ ‌​‌‍‌‌‌ ‍​‌ ‌​​‍‌‍‌ ​​‌‍‌‌‌ ​‍‌ ​ ‌ ​​‌‍‌‌‌‍​ ‌ ‌​‌‍‍‌‌ ‌‍‌‍‌‌​ ‌‌ ​​‌ ‌‌‌‍​‍‌‍ ​‌‍‍‌‌ ​ ‌‍‍​‌‍‌‌‌‍‌​​‍​‍‌ ‌
Can I book activities in advance? ​​​​‌ ‍ ​‍​‍‌‍ ‌ ​‍‌‍‍‌‌‍‌ ‌‍‍‌‌‍ ‍​‍​‍​ ‍‍​‍​‍‌ ​ ‌‍​‌‌‍ ‍‌‍‍‌‌ ‌​‌ ‍‌​‍ ‍‌‍‍‌‌‍ ​‍​‍​‍ ​​‍​‍‌‍‍​‌ ​‍‌‍‌‌‌‍‌‍​‍​‍​ ‍‍​‍​‍‌‍‍​‌ ‌​‌ ‌​‌ ​​‌ ​ ​ ‍‍​‍ ​‍ ‌‍ ​​‍ ‌‌‍​‌‌‍ ‍‌‍‌​​‍ ‌‌ ​‍​‍ ‌‌‍‍​‌‍ ‌ ‌​‌‍‌‌‌‍ ​‌ ​ ​‍ ‌‌ ​ ‌ ‌​‌ ‌‌‌‍‌​‌‍‍‌‌‍ ​‍ ‍‌ ‌‍‌‍‌‌‌ ​‍‌‍​ ‌‍‌‌‌‍ ​​‍ ‍‌‍​‌‌ ​​‌ ​​​‍ ‌‍‍‌‌‍ ‍‌ ‌​‌‍‌‌‌‍ ‍‌ ‌​​‍ ‌‍‌‌‌‍‌​‌‍‍‌‌ ‌​​‍ ‌‍ ‌‌‍ ‌‍‌​‌‍‌‌​ ‌‌ ​​‌ ​‍‌‍‌‌‌ ​ ‌‍‌‌‌‍ ‍‌ ‌​‌‍​‌‌ ‌​‌‍‍‌‌‍ ‌‍ ‍​ ‍ ‌‍‍‌‌‍‌​​ ‌‌‍‌​‌‍‌​​ ‌​‌‍‌‌​ ​‍‌‍​‌​ ​ ​ ‍‌​‍ ‌‌‍‌‍‌‍‌‌​ ‌‌‌‍‌​​‍ ‌​ ‌​​ ​‍​ ‍‌​ ‌‍​‍ ‌‌‍​‌‌‍‌‍​ ​​‌‍‌‌​‍ ‌​ ​‍‌‍​‍​ ‌‌​ ‌​​ ‌​‌‍​‌​ ​​​ ​​​ ‌‍​ ‌ ​ ​ ​ ‌​​ ‍ ‌ ‌​‌ ‍‌‌ ​​‌‍‌‌​ ‌‌‍‍​‌‍ ‌ ‌​‌‍‌‌‌‍ ​‌​‌‍‌‍​‌‌ ​‌​ ‍ ‌ ​​‌‍​‌‌ ‌​‌‍‍​​ ‌‌ ​‌‌ ‌‌‌‍‌‌‌ ​ ‌ ‌​‌‍‍‌‌‍ ‌‍ ‍​ ‌‍​‍‌‍​‌‌ ​ ‌‍‌‌‌‌‌‌‌ ​‍‌‍ ​​ ‌‌‍‍​‌ ‌​‌ ‌​‌ ​​‌ ​ ​‍‌‌​ ​ ‌​​‌​‍‌‌​ ​‍‌​‌‍​‍‌‌​ ​‍‌​‌‍‌‍ ​​‍ ‌‌‍​‌‌‍ ‍‌‍‌​​‍ ‌‌ ​‍​‍ ‌‌‍‍​‌‍ ‌ ‌​‌‍‌‌‌‍ ​‌ ​ ​‍ ‌‌ ​ ‌ ‌​‌ ‌‌‌‍‌​‌‍‍‌‌‍ ​‍ ‍‌ ‌‍‌‍‌‌‌ ​‍‌‍​ ‌‍‌‌‌‍ ​​‍ ‍‌‍​‌‌ ​​‌ ​​​‍‌‍‌‍‍‌‌‍‌​​ ‌‌‍‌​‌‍‌​​ ‌​‌‍‌‌​ ​‍‌‍​‌​ ​ ​ ‍‌​‍ ‌‌‍‌‍‌‍‌‌​ ‌‌‌‍‌​​‍ ‌​ ‌​​ ​‍​ ‍‌​ ‌‍​‍ ‌‌‍​‌‌‍‌‍​ ​​‌‍‌‌​‍ ‌​ ​‍‌‍​‍​ ‌‌​ ‌​​ ‌​‌‍​‌​ ​​​ ​​​ ‌‍​ ‌ ​ ​ ​ ‌​​‍‌‍‌ ‌​‌ ‍‌‌ ​​‌‍‌‌​ ‌‌‍‍​‌‍ ‌ ‌​‌‍‌‌‌‍ ​‌​‌‍‌‍​‌‌ ​‌​‍‌‍‌ ​​‌‍​‌‌ ‌​‌‍‍​​ ‌‌ ​‌‌ ‌‌‌‍‌‌‌ ​ ‌ ‌​‌‍‍‌‌‍ ‌‍ ‍​‍‌‍‌ ​​‌‍‌‌‌ ​‍‌ ​ ‌ ​​‌‍‌‌‌‍​ ‌ ‌​‌‍‍‌‌ ‌‍‌‍‌‌​ ‌‌ ​​‌ ‌‌‌‍​‍‌‍ ​‌‍‍‌‌ ​ ‌‍‍​‌‍‌‌‌‍‌​​‍​‍‌ ‌
Yes. Some activities are seasonal, weather dependent or limited in
number, so it is best to enquire early.​​​​‌ ‍ ​‍​‍‌‍ ‌ ​‍‌‍‍‌‌‍‌ ‌‍‍‌‌‍ ‍​‍​‍​ ‍‍​‍​‍‌ ​ ‌‍​‌‌‍ ‍‌‍‍‌‌ ‌​‌ ‍‌​‍ ‍‌‍‍‌‌‍ ​‍​‍​‍ ​​‍​‍‌‍‍​‌ ​‍‌‍‌‌‌‍‌‍​‍​‍​ ‍‍​‍​‍‌‍‍​‌ ‌​‌ ‌​‌ ​​‌ ​ ​ ‍‍​‍ ​‍ ‌‍ ​​‍ ‌‌‍​‌‌‍ ‍‌‍‌​​‍ ‌‌ ​‍​‍ ‌‌‍‍​‌‍ ‌ ‌​‌‍‌‌‌‍ ​‌ ​ ​‍ ‌‌ ​ ‌ ‌​‌ ‌‌‌‍‌​‌‍‍‌‌‍ ​‍ ‍‌ ‌‍‌‍‌‌‌ ​‍‌‍​ ‌‍‌‌‌‍ ​​‍ ‍‌‍​‌‌ ​​‌ ​​​‍ ‌‍‍‌‌‍ ‍‌ ‌​‌‍‌‌‌‍ ‍‌ ‌​​‍ ‌‍‌‌‌‍‌​‌‍‍‌‌ ‌​​‍ ‌‍ ‌‌‍ ‌‍‌​‌‍‌‌​ ‌‌ ​​‌ ​‍‌‍‌‌‌ ​ ‌‍‌‌‌‍ ‍‌ ‌​‌‍​‌‌ ‌​‌‍‍‌‌‍ ‌‍ ‍​ ‍ ‌‍‍‌‌‍‌​​ ‌‌‍‌​‌‍‌​​ ‌​‌‍‌‌​ ​‍‌‍​‌​ ​ ​ ‍‌​‍ ‌‌‍‌‍‌‍‌‌​ ‌‌‌‍‌​​‍ ‌​ ‌​​ ​‍​ ‍‌​ ‌‍​‍ ‌‌‍​‌‌‍‌‍​ ​​‌‍‌‌​‍ ‌​ ​‍‌‍​‍​ ‌‌​ ‌​​ ‌​‌‍​‌​ ​​​ ​​​ ‌‍​ ‌ ​ ​ ​ ‌​​ ‍ ‌ ‌​‌ ‍‌‌ ​​‌‍‌‌​ ‌‌‍‍​‌‍ ‌ ‌​‌‍‌‌‌‍ ​‌​‌‍‌‍​‌‌ ​‌​ ‍ ‌ ​​‌‍​‌‌ ‌​‌‍‍​​ ‌‌‍​‌‌‍ ‍‌ ​ ‌ ‌ ‌‍‌‌‌ ​‍​‍‌‌​ ‌‌‌​​‍‌‌ ‌‍‍ ‌‍‌‌‌ ‍‌​‍‌‌​ ​ ‌​‌​​‍‌‌​ ​ ‌​‌​​‍‌‌​ ​‍​ ​‍‌‍‌‌​ ​‌​ ‌ ‌‍​‌‌‍‌‍‌‍‌‍​ ​ ​ ‌‌‌‍​‍‌‍​‍​ ‍​​ ​‍​‍‌‌​ ​‍​ ​‍​‍‌‌​ ‌‌‌​‌​​‍ ‍‌‍​ ‌‍‍​‌‍‍‌‌‍ ​‌‍‌​‌ ​‍‌‍‌‌‌‍ ‍​‍‌‌​ ‌‌‌​​‍‌‌ ‌‍‍ ‌‍‌‌‌ ‍‌​‍‌‌​ ​ ‌​‌​​‍‌‌​ ​ ‌​‌​​‍‌‌​ ​‍​ ​‍​ ‌‌​ ‌‌‌‍‌​​ ‌‌‌‍​‍​ ​ ​ ​‌‌‍‌‍‌‍‌‌​ ​ ‌‍‌​​ ‌​​‍‌‌​ ​‍​ ​‍​‍‌‌​ ‌‌‌​‌​​‍ ‍‌ ‌​‌‍‌‌‌ ‍​‌ ‌​​ ‌‍​‍‌‍​‌‌ ​ ‌‍‌‌‌‌‌‌‌ ​‍‌‍ ​​ ‌‌‍‍​‌ ‌​‌ ‌​‌ ​​‌ ​ ​‍‌‌​ ​ ‌​​‌​‍‌‌​ ​‍‌​‌‍​‍‌‌​ ​‍‌​‌‍‌‍ ​​‍ ‌‌‍​‌‌‍ ‍‌‍‌​​‍ ‌‌ ​‍​‍ ‌‌‍‍​‌‍ ‌ ‌​‌‍‌‌‌‍ ​‌ ​ ​‍ ‌‌ ​ ‌ ‌​‌ ‌‌‌‍‌​‌‍‍‌‌‍ ​‍ ‍‌ ‌‍‌‍‌‌‌ ​‍‌‍​ ‌‍‌‌‌‍ ​​‍ ‍‌‍​‌‌ ​​‌ ​​​‍‌‍‌‍‍‌‌‍‌​​ ‌‌‍‌​‌‍‌​​ ‌​‌‍‌‌​ ​‍‌‍​‌​ ​ ​ ‍‌​‍ ‌‌‍‌‍‌‍‌‌​ ‌‌‌‍‌​​‍ ‌​ ‌​​ ​‍​ ‍‌​ ‌‍​‍ ‌‌‍​‌‌‍‌‍​ ​​‌‍‌‌​‍ ‌​ ​‍‌‍​‍​ ‌‌​ ‌​​ ‌​‌‍​‌​ ​​​ ​​​ ‌‍​ ‌ ​ ​ ​ ‌​​‍‌‍‌ ‌​‌ ‍‌‌ ​​‌‍‌‌​ ‌‌‍‍​‌‍ ‌ ‌​‌‍‌‌‌‍ ​‌​‌‍‌‍​‌‌ ​‌​‍‌‍‌ ​​‌‍​‌‌ ‌​‌‍‍​​ ‌‌‍​‌‌‍ ‍‌ ​ ‌ ‌ ‌‍‌‌‌ ​‍​‍‌‌​ ‌‌‌​​‍‌‌ ‌‍‍ ‌‍‌‌‌ ‍‌​‍‌‌​ ​ ‌​‌​​‍‌‌​ ​ ‌​‌​​‍‌‌​ ​‍​ ​‍‌‍‌‌​ ​‌​ ‌ ‌‍​‌‌‍‌‍‌‍‌‍​ ​ ​ ‌‌‌‍​‍‌‍​‍​ ‍​​ ​‍​‍‌‌​ ​‍​ ​‍​‍‌‌​ ‌‌‌​‌​​‍ ‍‌‍​ ‌‍‍​‌‍‍‌‌‍ ​‌‍‌​‌ ​‍‌‍‌‌‌‍ ‍​‍‌‌​ ‌‌‌​​‍‌‌ ‌‍‍ ‌‍‌‌‌ ‍‌​‍‌‌​ ​ ‌​‌​​‍‌‌​ ​ ‌​‌​​‍‌‌​ ​‍​ ​‍​ ‌‌​ ‌‌‌‍‌​​ ‌‌‌‍​‍​ ​ ​ ​‌‌‍‌‍‌‍‌‌​ ​ ‌‍‌​​ ‌​​‍‌‌​ ​‍​ ​‍​‍‌‌​ ‌‌‌​‌​​‍ ‍‌ ‌​‌‍‌‌‌ ‍​‌ ‌​​‍‌‍‌ ​​‌‍‌‌‌ ​‍‌ ​ ‌ ​​‌‍‌‌‌‍​ ‌ ‌​‌‍‍‌‌ ‌‍‌‍‌‌​ ‌‌ ​​‌ ‌‌‌‍​‍‌‍ ​‌‍‍‌‌ ​ ‌‍‍​‌‍‌‌‌‍‌​​‍​‍‌ ‌
Can the team help plan a special occasion? ​​​​‌ ‍ ​‍​‍‌‍ ‌ ​‍‌‍‍‌‌‍‌ ‌‍‍‌‌‍ ‍​‍​‍​ ‍‍​‍​‍‌ ​ ‌‍​‌‌‍ ‍‌‍‍‌‌ ‌​‌ ‍‌​‍ ‍‌‍‍‌‌‍ ​‍​‍​‍ ​​‍​‍‌‍‍​‌ ​‍‌‍‌‌‌‍‌‍​‍​‍​ ‍‍​‍​‍‌‍‍​‌ ‌​‌ ‌​‌ ​​‌ ​ ​ ‍‍​‍ ​‍ ‌‍ ​​‍ ‌‌‍​‌‌‍ ‍‌‍‌​​‍ ‌‌ ​‍​‍ ‌‌‍‍​‌‍ ‌ ‌​‌‍‌‌‌‍ ​‌ ​ ​‍ ‌‌ ​ ‌ ‌​‌ ‌‌‌‍‌​‌‍‍‌‌‍ ​‍ ‍‌ ‌‍‌‍‌‌‌ ​‍‌‍​ ‌‍‌‌‌‍ ​​‍ ‍‌‍​‌‌ ​​‌ ​​​‍ ‌‍‍‌‌‍ ‍‌ ‌​‌‍‌‌‌‍ ‍‌ ‌​​‍ ‌‍‌‌‌‍‌​‌‍‍‌‌ ‌​​‍ ‌‍ ‌‌‍ ‌‍‌​‌‍‌‌​ ‌‌ ​​‌ ​‍‌‍‌‌‌ ​ ‌‍‌‌‌‍ ‍‌ ‌​‌‍​‌‌ ‌​‌‍‍‌‌‍ ‌‍ ‍​ ‍ ‌‍‍‌‌‍‌​​ ‌‌‍​ ‌‍‌‌‌‍‌‌‌‍​‌‌‍‌‌‌‍​‍‌‍​ ‌‍‌‌​‍ ‌​ ‌​​ ‍‌‌‍‌‌​ ‌​​‍ ‌​ ‌​‌‍‌‌​ ‍‌‌‍‌‍​‍ ‌​ ‍‌‌‍​‍​ ‍​​ ​‍​‍ ‌​ ‍‌​ ​‍​ ​ ‌‍‌‍‌‍‌‌​ ​​​ ​‌​ ‌‌‌‍​‍‌‍​‌​ ​‌​ ​‍​ ‍ ‌ ‌​‌ ‍‌‌ ​​‌‍‌‌​ ‌‌‍‍​‌‍ ‌ ‌​‌‍‌‌‌‍ ​‌​‌‍‌‍​‌‌ ​‌​ ‍ ‌ ​​‌‍​‌‌ ‌​‌‍‍​​ ‌‌ ​‌‌ ‌‌‌‍‌‌‌ ​ ‌ ‌​‌‍‍‌‌‍ ‌‍ ‍​ ‌‍​‍‌‍​‌‌ ​ ‌‍‌‌‌‌‌‌‌ ​‍‌‍ ​​ ‌‌‍‍​‌ ‌​‌ ‌​‌ ​​‌ ​ ​‍‌‌​ ​ ‌​​‌​‍‌‌​ ​‍‌​‌‍​‍‌‌​ ​‍‌​‌‍‌‍ ​​‍ ‌‌‍​‌‌‍ ‍‌‍‌​​‍ ‌‌ ​‍​‍ ‌‌‍‍​‌‍ ‌ ‌​‌‍‌‌‌‍ ​‌ ​ ​‍ ‌‌ ​ ‌ ‌​‌ ‌‌‌‍‌​‌‍‍‌‌‍ ​‍ ‍‌ ‌‍‌‍‌‌‌ ​‍‌‍​ ‌‍‌‌‌‍ ​​‍ ‍‌‍​‌‌ ​​‌ ​​​‍‌‍‌‍‍‌‌‍‌​​ ‌‌‍​ ‌‍‌‌‌‍‌‌‌‍​‌‌‍‌‌‌‍​‍‌‍​ ‌‍‌‌​‍ ‌​ ‌​​ ‍‌‌‍‌‌​ ‌​​‍ ‌​ ‌​‌‍‌‌​ ‍‌‌‍‌‍​‍ ‌​ ‍‌‌‍​‍​ ‍​​ ​‍​‍ ‌​ ‍‌​ ​‍​ ​ ‌‍‌‍‌‍‌‌​ ​​​ ​‌​ ‌‌‌‍​‍‌‍​‌​ ​‌​ ​‍​‍‌‍‌ ‌​‌ ‍‌‌ ​​‌‍‌‌​ ‌‌‍‍​‌‍ ‌ ‌​‌‍‌‌‌‍ ​‌​‌‍‌‍​‌‌ ​‌​‍‌‍‌ ​​‌‍​‌‌ ‌​‌‍‍​​ ‌‌ ​‌‌ ‌‌‌‍‌‌‌ ​ ‌ ‌​‌‍‍‌‌‍ ‌‍ ‍​‍‌‍‌ ​​‌‍‌‌‌ ​‍‌ ​ ‌ ​​‌‍‌‌‌‍​ ‌ ‌​‌‍‍‌‌ ‌‍‌‍‌‌​ ‌‌ ​​‌ ‌‌‌‍​‍‌‍ ​‌‍‍‌‌ ​ ‌‍‍​‌‍‌‌‌‍‌​​‍​‍‌ ‌
Absolutely. Tell us what you are celebrating and we will help with
thoughtful touches before you arrive.​​​​‌ ‍ ​‍​‍‌‍ ‌ ​‍‌‍‍‌‌‍‌ ‌‍‍‌‌‍ ‍​‍​‍​ ‍‍​‍​‍‌ ​ ‌‍​‌‌‍ ‍‌‍‍‌‌ ‌​‌ ‍‌​‍ ‍‌‍‍‌‌‍ ​‍​‍​‍ ​​‍​‍‌‍‍​‌ ​‍‌‍‌‌‌‍‌‍​‍​‍​ ‍‍​‍​‍‌‍‍​‌ ‌​‌ ‌​‌ ​​‌ ​ ​ ‍‍​‍ ​‍ ‌‍ ​​‍ ‌‌‍​‌‌‍ ‍‌‍‌​​‍ ‌‌ ​‍​‍ ‌‌‍‍​‌‍ ‌ ‌​‌‍‌‌‌‍ ​‌ ​ ​‍ ‌‌ ​ ‌ ‌​‌ ‌‌‌‍‌​‌‍‍‌‌‍ ​‍ ‍‌ ‌‍‌‍‌‌‌ ​‍‌‍​ ‌‍‌‌‌‍ ​​‍ ‍‌‍​‌‌ ​​‌ ​​​‍ ‌‍‍‌‌‍ ‍‌ ‌​‌‍‌‌‌‍ ‍‌ ‌​​‍ ‌‍‌‌‌‍‌​‌‍‍‌‌ ‌​​‍ ‌‍ ‌‌‍ ‌‍‌​‌‍‌‌​ ‌‌ ​​‌ ​‍‌‍‌‌‌ ​ ‌‍‌‌‌‍ ‍‌ ‌​‌‍​‌‌ ‌​‌‍‍‌‌‍ ‌‍ ‍​ ‍ ‌‍‍‌‌‍‌​​ ‌‌‍​ ‌‍‌‌‌‍‌‌‌‍​‌‌‍‌‌‌‍​‍‌‍​ ‌‍‌‌​‍ ‌​ ‌​​ ‍‌‌‍‌‌​ ‌​​‍ ‌​ ‌​‌‍‌‌​ ‍‌‌‍‌‍​‍ ‌​ ‍‌‌‍​‍​ ‍​​ ​‍​‍ ‌​ ‍‌​ ​‍​ ​ ‌‍‌‍‌‍‌‌​ ​​​ ​‌​ ‌‌‌‍​‍‌‍​‌​ ​‌​ ​‍​ ‍ ‌ ‌​‌ ‍‌‌ ​​‌‍‌‌​ ‌‌‍‍​‌‍ ‌ ‌​‌‍‌‌‌‍ ​‌​‌‍‌‍​‌‌ ​‌​ ‍ ‌ ​​‌‍​‌‌ ‌​‌‍‍​​ ‌‌‍​‌‌‍ ‍‌ ​ ‌ ‌ ‌‍‌‌‌ ​‍​‍‌‌​ ‌‌‌​​‍‌‌ ‌‍‍ ‌‍‌‌‌ ‍‌​‍‌‌​ ​ ‌​‌​​‍‌‌​ ​ ‌​‌​​‍‌‌​ ​‍​ ​‍​ ​‍​ ​​‌‍‌​​ ‌‍​ ​​​ ‍‌‌‍‌‍‌‍​‍​ ‌‍​ ​​​ ‌​‌‍‌​​‍‌‌​ ​‍​ ​‍​‍‌‌​ ‌‌‌​‌​​‍ ‍‌‍​ ‌‍‍​‌‍‍‌‌‍ ​‌‍‌​‌ ​‍‌‍‌‌‌‍ ‍​‍‌‌​ ‌‌‌​​‍‌‌ ‌‍‍ ‌‍‌‌‌ ‍‌​‍‌‌​ ​ ‌​‌​​‍‌‌​ ​ ‌​‌​​‍‌‌​ ​‍​ ​‍​ ‍​​ ​‍​ ‌‌‌‍​‌‌‍​‍‌‍‌‌‌‍‌​​ ‌‌​ ​‌​ ‌‌‌‍​‌‌‍​ ​‍‌‌​ ​‍​ ​‍​‍‌‌​ ‌‌‌​‌​​‍ ‍‌ ‌​‌‍‌‌‌ ‍​‌ ‌​​ ‌‍​‍‌‍​‌‌ ​ ‌‍‌‌‌‌‌‌‌ ​‍‌‍ ​​ ‌‌‍‍​‌ ‌​‌ ‌​‌ ​​‌ ​ ​‍‌‌​ ​ ‌​​‌​‍‌‌​ ​‍‌​‌‍​‍‌‌​ ​‍‌​‌‍‌‍ ​​‍ ‌‌‍​‌‌‍ ‍‌‍‌​​‍ ‌‌ ​‍​‍ ‌‌‍‍​‌‍ ‌ ‌​‌‍‌‌‌‍ ​‌ ​ ​‍ ‌‌ ​ ‌ ‌​‌ ‌‌‌‍‌​‌‍‍‌‌‍ ​‍ ‍‌ ‌‍‌‍‌‌‌ ​‍‌‍​ ‌‍‌‌‌‍ ​​‍ ‍‌‍​‌‌ ​​‌ ​​​‍‌‍‌‍‍‌‌‍‌​​ ‌‌‍​ ‌‍‌‌‌‍‌‌‌‍​‌‌‍‌‌‌‍​‍‌‍​ ‌‍‌‌​‍ ‌​ ‌​​ ‍‌‌‍‌‌​ ‌​​‍ ‌​ ‌​‌‍‌‌​ ‍‌‌‍‌‍​‍ ‌​ ‍‌‌‍​‍​ ‍​​ ​‍​‍ ‌​ ‍‌​ ​‍​ ​ ‌‍‌‍‌‍‌‌​ ​​​ ​‌​ ‌‌‌‍​‍‌‍​‌​ ​‌​ ​‍​‍‌‍‌ ‌​‌ ‍‌‌ ​​‌‍‌‌​ ‌‌‍‍​‌‍ ‌ ‌​‌‍‌‌‌‍ ​‌​‌‍‌‍​‌‌ ​‌​‍‌‍‌ ​​‌‍​‌‌ ‌​‌‍‍​​ ‌‌‍​‌‌‍ ‍‌ ​ ‌ ‌ ‌‍‌‌‌ ​‍​‍‌‌​ ‌‌‌​​‍‌‌ ‌‍‍ ‌‍‌‌‌ ‍‌​‍‌‌​ ​ ‌​‌​​‍‌‌​ ​ ‌​‌​​‍‌‌​ ​‍​ ​‍​ ​‍​ ​​‌‍‌​​ ‌‍​ ​​​ ‍‌‌‍‌‍‌‍​‍​ ‌‍​ ​​​ ‌​‌‍‌​​‍‌‌​ ​‍​ ​‍​‍‌‌​ ‌‌‌​‌​​‍ ‍‌‍​ ‌‍‍​‌‍‍‌‌‍ ​‌‍‌​‌ ​‍‌‍‌‌‌‍ ‍​‍‌‌​ ‌‌‌​​‍‌‌ ‌‍‍ ‌‍‌‌‌ ‍‌​‍‌‌​ ​ ‌​‌​​‍‌‌​ ​ ‌​‌​​‍‌‌​ ​‍​ ​‍​ ‍​​ ​‍​ ‌‌‌‍​‌‌‍​‍‌‍‌‌‌‍‌​​ ‌‌​ ​‌​ ‌‌‌‍​‌‌‍​ ​‍‌‌​ ​‍​ ​‍​‍‌‌​ ‌‌‌​‌​​‍ ‍‌ ‌​‌‍‌‌‌ ‍​‌ ‌​​‍‌‍‌ ​​‌‍‌‌‌ ​‍‌ ​ ‌ ​​‌‍‌‌‌‍​ ‌ ‌​‌‍‍‌‌ ‌‍‌‍‌‌​ ‌‌ ​​‌ ‌‌‌‍​‍‌‍ ​‌‍‍‌‌ ​ ‌‍‍​‌‍‌‌‌‍‌​​‍​‍‌ ‌